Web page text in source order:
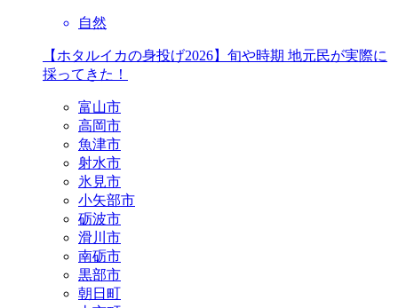
自然
【ホタルイカの身投げ2026】旬や時期 地元民が実際に
採ってきた！
富山市
高岡市
魚津市
射水市
氷見市
小矢部市
砺波市
滑川市
南砺市
黒部市
朝日町